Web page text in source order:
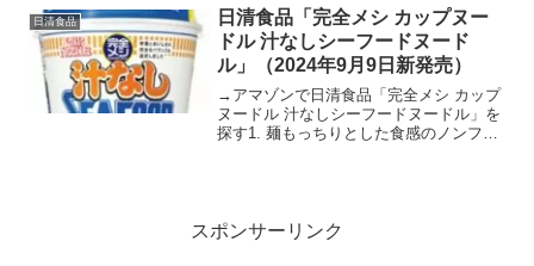
な和風仕立てのカレースープが特長で
す。具材は、...
日清食品
日清食品「完全メシ カップヌー
ドル 汁なしシーフードヌード
ル」（2024年9月9日新発売）
→アマゾンで日清食品「完全メシ カップ
ヌードル 汁なしシーフードヌードル」を
探す1. 麺もっちりとした食感のノンフラ
スポンサーリンク